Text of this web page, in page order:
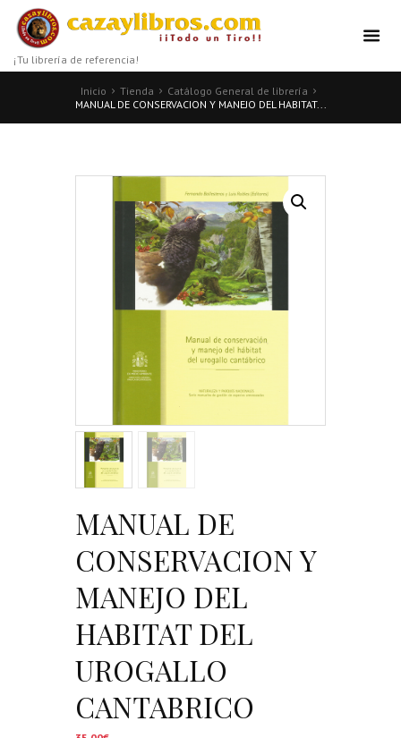
¡Tu librería de referencia!
Inicio Tienda
Catálogo General de librería
MANUAL DE CONSERVACION Y MANEJO DEL HABITAT...
MANUAL DE
CONSERVACION Y
MANEJO DEL
HABITAT DEL
UROGALLO
CANTABRICO